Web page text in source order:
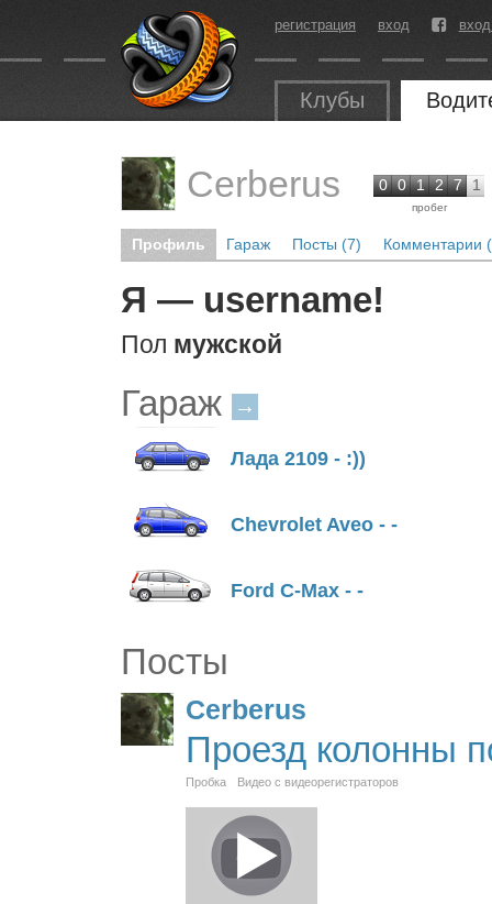
регистрация вход
Клубы
Cerberus 0 0 1 2 7 1
пробег
Профиль Гараж Посты (7) Комментарии
Я — username!
Пол мужской
Гараж →
Лада 2109 - :))
Chevrolet Aveo - -
Ford C-Max - -
Посты
Cerberus
Проезд колонны
Пробка Видео с видеорегистраторов